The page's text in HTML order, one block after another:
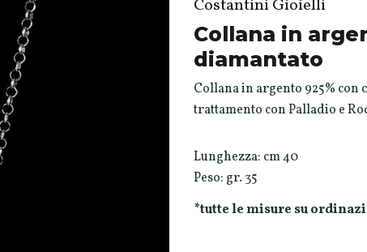
Costantini Gioielli
Collana in
diamantato
Collana in argento 925%
trattamento con Palladio e
Lunghezza: cm 40
Peso: gr. 35
*tutte le misure su